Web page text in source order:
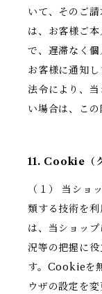
いて、そのご
は、お客様ご
で、遅滞なく
お客様に通知
法令により、
い場合は、この
11. Cookie（
（１） 当ショ
類する技術を
は、当ショッ
況等の把握に
す。Cookieを
ウザの設定を